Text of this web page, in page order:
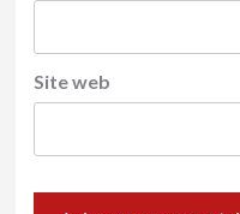
Site web